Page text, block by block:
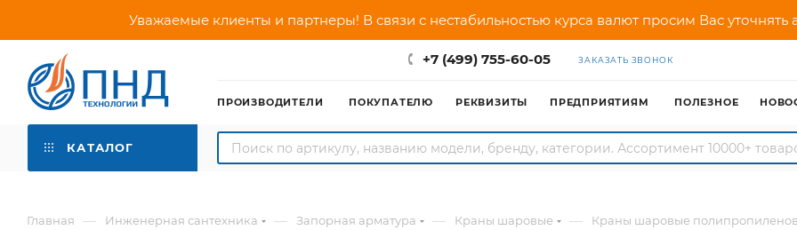
Уважаемые клиенты и партнеры! В связи с нестабильностью курса валют просим Вас
+7 (499) 755-60-05 ЗАКАЗАТЬ ЗВОНОК
ПРОИЗВОДИТЕЛИ ПОКУПАТЕЛЮ РЕКВИЗИТЫ ПРЕДПРИЯТИЯМ ПОЛЕЗНОЕ
КАТАЛОГ
Главная — Инженерная сантехника — Запорная арматура — Краны шаровые — Краны шаровые